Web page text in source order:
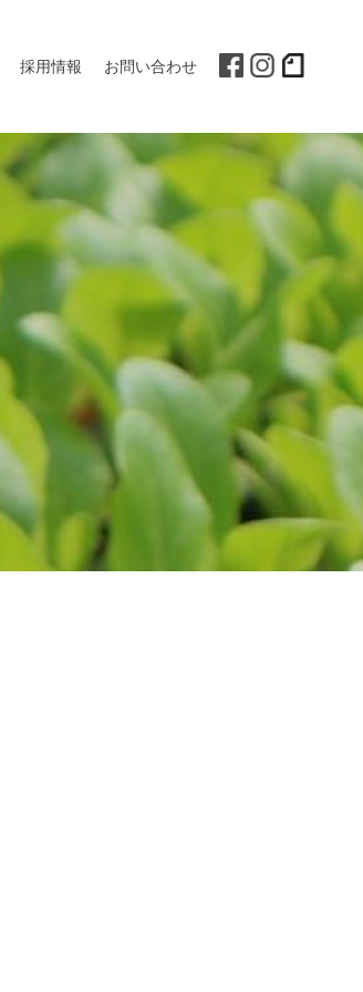
採用情報 お問い合わせ